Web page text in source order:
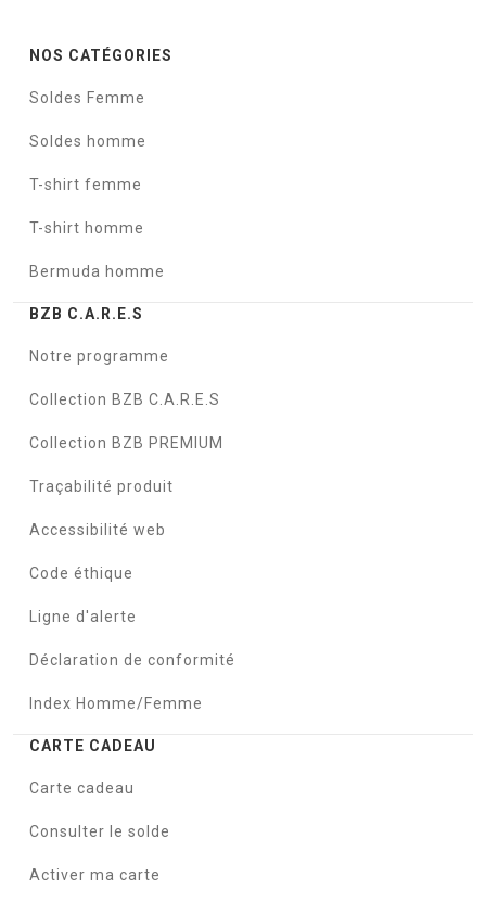
NOS CATÉGORIES
Soldes Femme
Soldes homme
T-shirt femme
T-shirt homme
Bermuda homme
BZB C.A.R.E.S
Notre programme
Collection BZB C.A.R.E.S
Collection BZB PREMIUM
Traçabilité produit
Accessibilité web
Code éthique
Ligne d'alerte
Déclaration de conformité
Index Homme/Femme
CARTE CADEAU
Carte cadeau
Consulter le solde
Activer ma carte